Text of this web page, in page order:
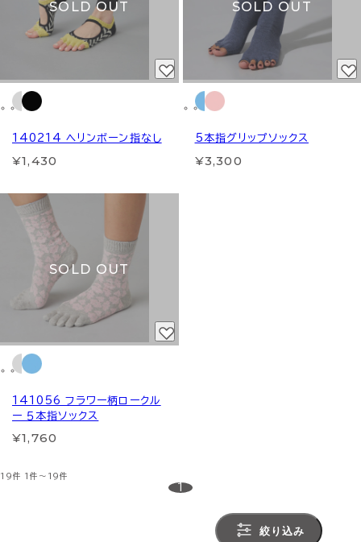
SOLD OUT
140214 ヘリンボーン指なし
¥1,430
SOLD OUT
5本指グリップソックス
¥3,300
SOLD OUT
141056 フラワー柄ロークル
ー ５本指ソックス
¥1,760
19件 1件～19件
1
絞り込み